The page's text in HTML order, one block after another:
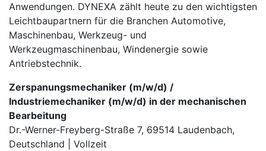
Anwendungen. DYNEXA zählt heute zu den wichtigsten
Leichtbaupartnern für die Branchen Automotive,
Maschinenbau, Werkzeug- und
Werkzeugmaschinenbau, Windenergie sowie
Antriebstechnik.
Zerspanungsmechaniker (m/w/d) /
Industriemechaniker (m/w/d) in der mechanischen
Bearbeitung
Dr.-Werner-Freyberg-Straße 7, 69514 Laudenbach,
Deutschland | Vollzeit